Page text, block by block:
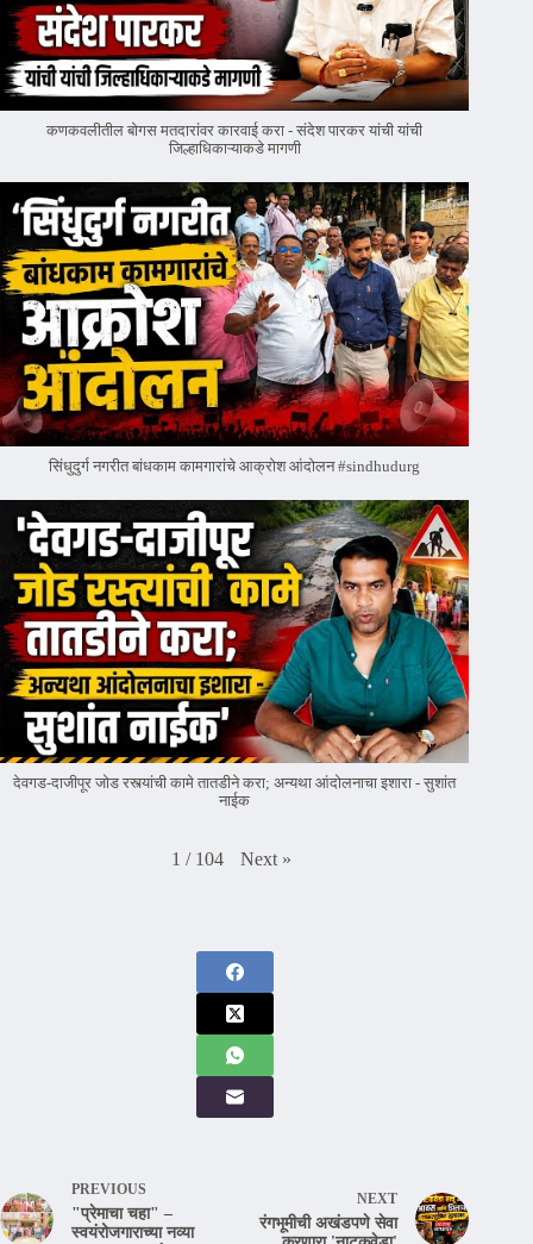
कणकवलीतील बोगस मतदारांवर‌ कारवाई करा - संदेश पारकर यांची यांची
जिल्हाधिकाऱ्याकडे मागणी
सिंधुदुर्ग नगरीत बांधकाम कामगारांचे आक्रोश आंदोलन #sindhudurg
देवगड-दाजीपूर जोड रस्त्यांची कामे तातडीने करा; अन्यथा आंदोलनाचा इशारा - सुशांत
नाईक
1 / 104 Next »
PREVIOUS
"प्रेमाचा चहा" –
स्वयंरोजगाराच्या नव्या
NEXT
रंगभूमीची अखंडपणे सेवा